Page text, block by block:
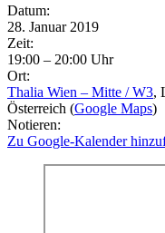
Eventdetails
Datum:
28. Januar 2019
Zeit:
19:00 – 20:00 Uhr
Ort:
Thalia Wien – Mitte / W3,
Österreich (Google Maps)
Notieren:
Zu Google-Kalender